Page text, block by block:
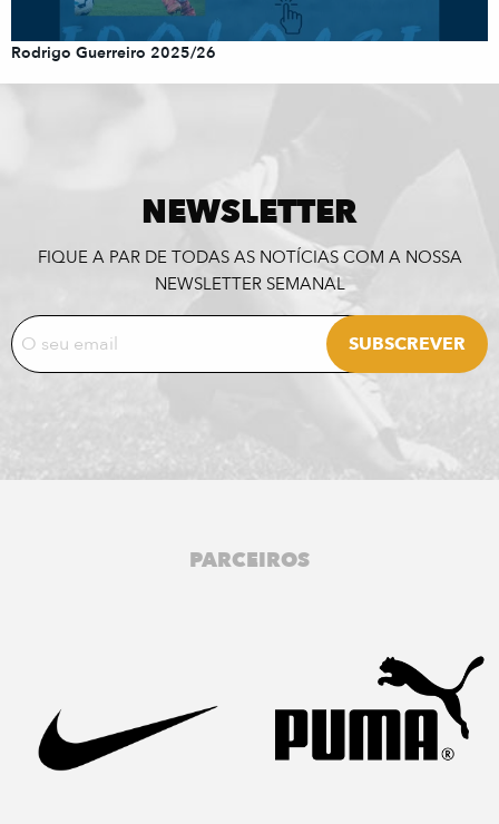
Rodrigo Guerreiro 2025/26
NEWSLETTER
FIQUE A PAR DE TODAS AS NOTÍCIAS COM A NOSSA
NEWSLETTER SEMANAL
PARCEIROS